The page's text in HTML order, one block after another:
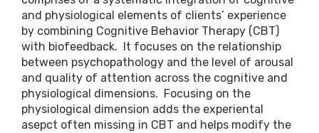
and physiological elements of clients’ experience
by combining Cognitive Behavior Therapy (CBT)
with biofeedback. It focuses on the relationship
between psychopathology and the level of arousal
and quality of attention across the cognitive and
physiological dimensions. Focusing on the
physiological dimension adds the experiental
asepct often missing in CBT and helps modify the